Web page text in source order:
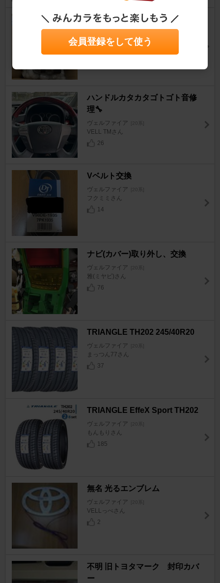
オルタネーター交換！
雅(ミヤビ)さん
ハンドルカタカタゴトゴト音修
理🔧
ヴェルファイア [20系]
VELL TMさん
26
Vベルト交換
ヴェルファイア [20系]
フクミミさん
14
ナビ(カバー)取り外し、交換
ヴェルファイア [20系]
雅(ミヤビ)さん
76
TRIANGLE TH202 245/40R20
ヴェルファイア [20系]
まっつん77さん
37
TRIANGLE EffeX Sport TH202
ヴェルファイア [20系]
もんもりさん
185
無名 光るエンブレム
ヴェルファイア [20系]
VELLっぺさん
2
不明 旧トヨタマーク 封印カバ
ー
会員登録をして使う